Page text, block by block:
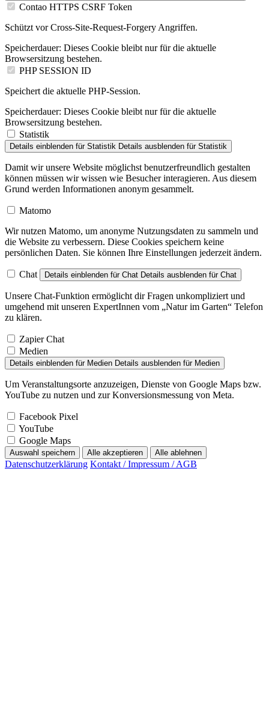
Contao HTTPS CSRF Token
Schützt vor Cross-Site-Request-Forgery Angriffen.
Speicherdauer: Dieses Cookie bleibt nur für die aktuelle
Browsersitzung bestehen.
PHP SESSION ID
Speichert die aktuelle PHP-Session.
Speicherdauer: Dieses Cookie bleibt nur für die aktuelle
Browsersitzung bestehen.
Statistik
Details einblenden für Statistik Details ausblenden für Statistik
Damit wir unsere Website möglichst benutzerfreundlich gestalten
können müssen wir wissen wie Besucher interagieren. Aus diesem
Grund werden Informationen anonym gesammelt.
Matomo
Wir nutzen Matomo, um anonyme Nutzungsdaten zu sammeln und
die Website zu verbessern. Diese Cookies speichern keine
persönlichen Daten. Sie können Ihre Einstellungen jederzeit ändern.
Chat Details einblenden für Chat Details ausblenden für Chat
Unsere Chat-Funktion ermöglicht dir Fragen unkompliziert und
umgehend mit unseren ExpertInnen vom „Natur im Garten“ Telefon
zu klären.
Zapier Chat
Medien
Details einblenden für Medien Details ausblenden für Medien
Um Veranstaltungsorte anzuzeigen, Dienste von Google Maps bzw.
YouTube zu nutzen und zur Konversionsmessung von Meta.
Facebook Pixel
YouTube
Google Maps
Auswahl speichern Alle akzeptieren Alle ablehnen
Datenschutzerklärung Kontakt / Impressum / AGB